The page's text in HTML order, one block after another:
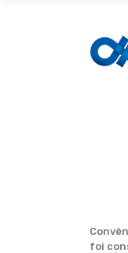
foi